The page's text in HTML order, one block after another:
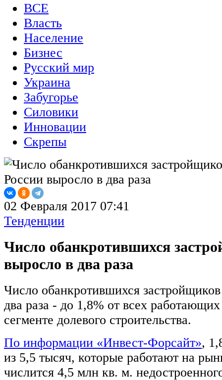
ВСЕ
Власть
Население
Бизнес
Русский мир
Украина
Забугорье
Силовики
Инновации
Скрепы
02 Февраля 2017 07:41
Тенденции
Число обанкротившихся
выросло в два раза
Число обанкротившихся
два раза - до 1,8% от всех
сегменте долевого строительства.
По информации «Инвест-Форсайт»,
из 5,5 тысяч, которые работают на
числится 4,5 млн кв. м.